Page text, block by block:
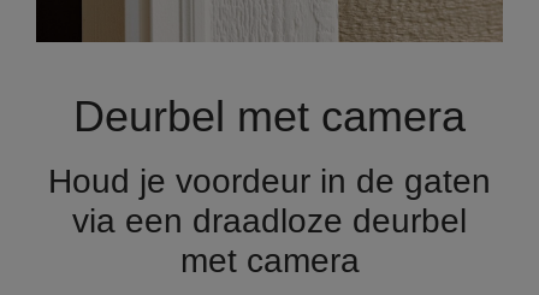
Deurbel met camera
Houd je voordeur in de gaten
via een draadloze deurbel
met camera